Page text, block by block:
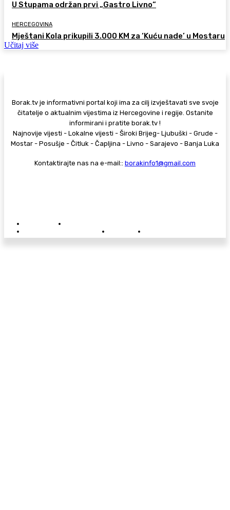
U Stupama održan prvi „Gastro Livno“
HERCEGOVINA
Mještani Kola prikupili 3.000 KM za ‘Kuću nade’ u Mostaru
Učitaj više
Borak.tv je informativni portal koji ima za cilj izvještavati sve svoje
čitatelje o aktualnim vijestima iz Hercegovine i regije. Ostanite
informirani i pratite borak.tv !
Najnovije vijesti - Lokalne vijesti - Široki Brijeg- Ljubuški - Grude -
Mostar - Posušje - Čitluk - Čapljina - Livno - Sarajevo - Banja Luka
Kontaktirajte nas na e-mail:: borakinfo1@gmail.com